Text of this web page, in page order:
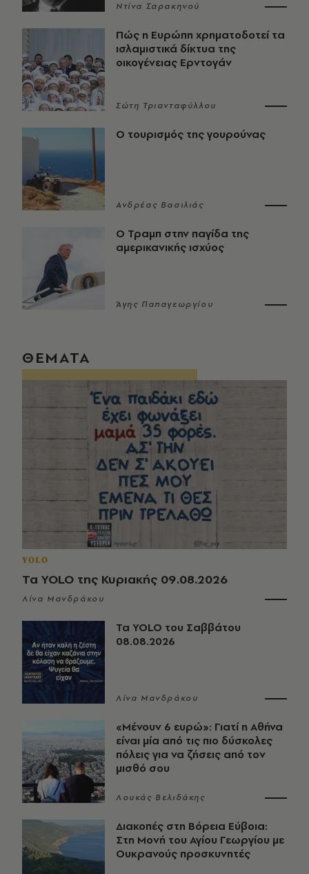
Ντίνα Σαρακηνού
Πώς η Ευρώπη χρηματοδοτεί τα
ισλαμιστικά δίκτυα της
οικογένειας Ερντογάν
Σώτη Τριανταφύλλου
Ο τουρισμός της γουρούνας
Ανδρέας Βασιλιάς
Ο Τραμπ στην παγίδα της
αμερικανικής ισχύος
Άγης Παπαγεωργίου
ΘΕΜΑΤΑ
YOLO
Τα YOLO της Κυριακής 09.08.2026
Λίνα Μανδράκου
Τα YOLO του Σαββάτου
08.08.2026
Λίνα Μανδράκου
«Μένουν 6 ευρώ»: Γιατί η Αθήνα
είναι μία από τις πιο δύσκολες
πόλεις για να ζήσεις από τον
μισθό σου
Λουκάς Βελιδάκης
Διακοπές στη Βόρεια Εύβοια:
Στη Μονή του Αγίου Γεωργίου με
Ουκρανούς προσκυνητές